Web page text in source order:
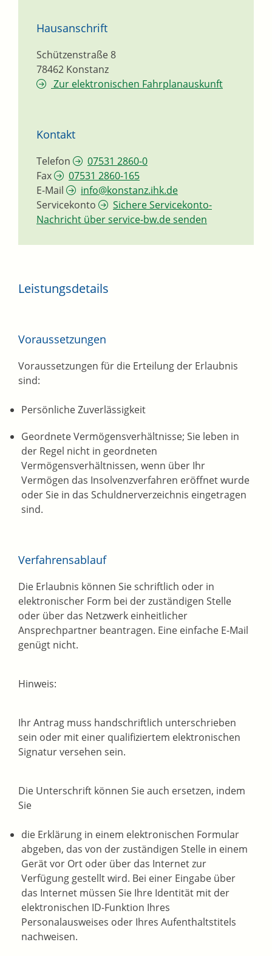
Hausanschrift
Schützenstraße 8
78462 Konstanz
Zur elektronischen Fahrplanauskunft
Kontakt
Telefon
07531 2860-0
Fax
07531 2860-165
E-Mail
info@konstanz.ihk.de
Servicekonto
Sichere Servicekonto-
Nachricht über service-bw.de senden
Leistungsdetails
Voraussetzungen
Voraussetzungen für die Erteilung der Erlaubnis
sind:
Persönliche Zuverlässigkeit
Geordnete Vermögensverhältnisse; Sie leben in
der Regel nicht in geordneten
Vermögensverhältnissen, wenn über Ihr
Vermögen das Insolvenzverfahren eröffnet wurde
oder Sie in das Schuldnerverzeichnis eingetragen
sind.
Verfahrensablauf
Die Erlaubnis können Sie schriftlich oder in
elektronischer Form bei der zuständigen Stelle
oder über das Netzwerk einheitlicher
Ansprechpartner beantragen. Eine einfache E-Mail
genügt nicht.
Hinweis:
Ihr Antrag muss handschriftlich unterschrieben
sein oder mit einer qualifiziertem elektronischen
Signatur versehen sein.
Die Unterschrift können Sie auch ersetzen, indem
Sie
die Erklärung in einem elektronischen Formular
abgeben, das von der zuständigen Stelle in einem
Gerät vor Ort oder über das Internet zur
Verfügung gestellt wird. Bei einer Eingabe über
das Internet müssen Sie Ihre Identität mit der
elektronischen ID-Funktion Ihres
Personalausweises oder Ihres Aufenthaltstitels
nachweisen.